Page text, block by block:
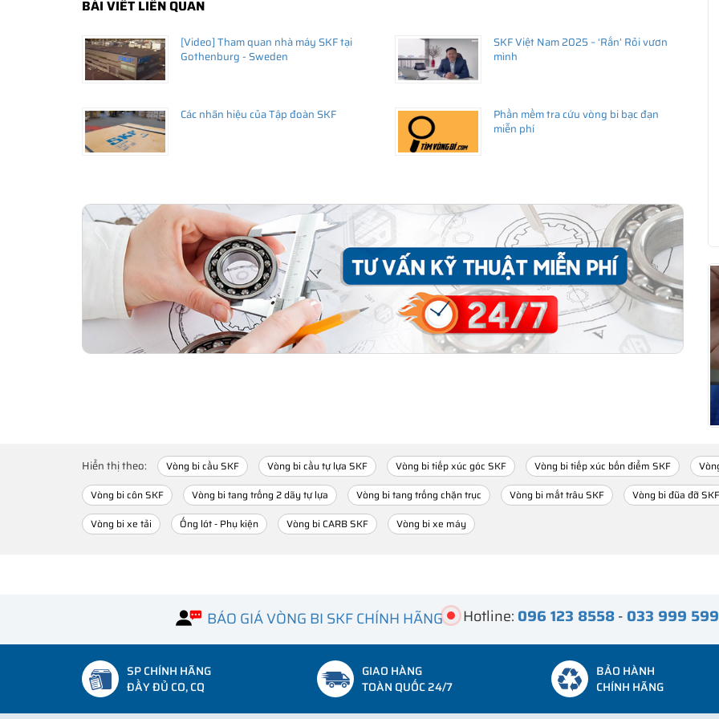
THÔNG TIN HỮU ÍCH
Vòng bi SKF chính hãng, Những lưu ý cơ bản trước khi mua hàng
Xuất xứ vòng bi SKF chính hãng ở đâu?
Chất lượng vòng bi SKF chính hãng
BÀI VIẾT LIÊN QUAN
[Video] Tham quan nhà máy SKF tại
Gothenburg - Sweden
SKF Việt Nam 2025 – ‘Rắn’ Rỏi vươn
mình
Các nhãn hiệu của Tập đoàn SKF
Phần mềm tra cứu vòng bi bạc đạn
miễn phí
Hiển thị theo: Vòng bi cầu SKF Vòng bi cầu tự lựa SKF Vòng bi tiếp xúc góc SKF Vòng bi tiếp xúc bốn điểm SKF
Vòng bi côn SKF
Vòng bi tang trống 2 dãy tự lựa Vòng bi tang trống chặn trục Vòng bi mắt trâu SKF
Vòng bi đũa đỡ SKF
Vòng bi xe tải
Ống lót - Phụ kiện Vòng bi CARB SKF Vòng bi xe máy
BÁO GIÁ VÒNG BI SKF CHÍNH HÃNG Hotline: 096 123 8558- 033 999
SP CHÍNH HÃNG
ĐẦY ĐỦ CO, CQ
GIAO HÀNG
TOÀN QUỐC 24/7
BẢO HÀNH
CHÍNH HÃNG